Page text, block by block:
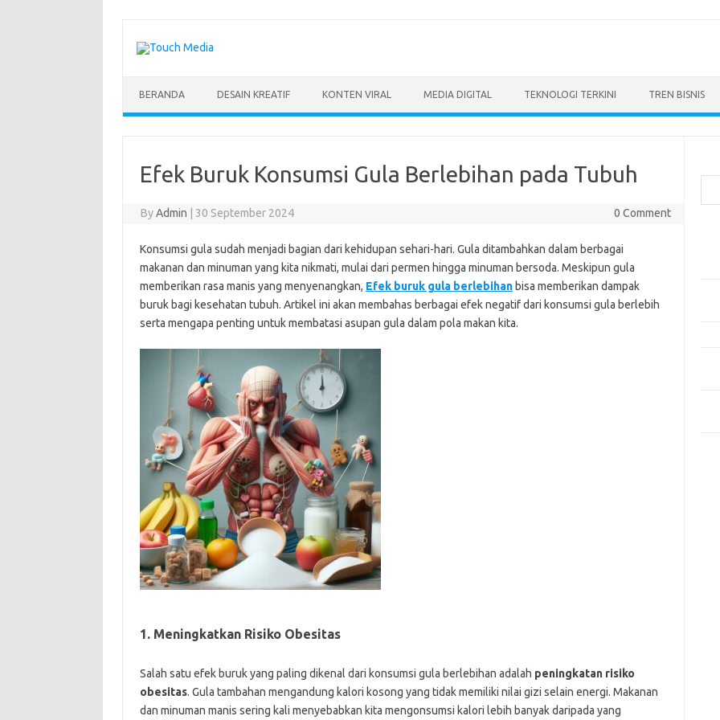
content
BERANDA DESAIN KREATIF KONTEN VIRAL MEDIA DIGITAL TEKNOLOGI TERKINI TREN BISNIS
Efek Buruk Konsumsi Gula Berlebihan pada Tubuh
ByAdmin 30 September 2024 0 Comment
Konsumsi gula sudah menjadi bagian dari kehidupan sehari-hari. Gula ditambahkan dalam berbagai
makanan dan minuman yang kita nikmati, mulai dari permen hingga minuman bersoda. Meskipun gula
memberikan rasa manis yang menyenangkan, Efek buruk gula berlebihanbisa memberikan dampak
buruk bagi kesehatan tubuh. Artikel ini akan membahas berbagai efek negatif dari konsumsi gula berlebih
serta mengapa penting untuk membatasi asupan gula dalam pola makan kita.
1. Meningkatkan Risiko Obesitas
Salah satu efek buruk yang paling dikenal dari konsumsi gula berlebihan adalah peningkatan risiko
obesitas. Gula tambahan mengandung kalori kosong yang tidak memiliki nilai gizi selain energi. Makanan
dan minuman manis sering kali menyebabkan kita mengonsumsi kalori lebih banyak daripada yang